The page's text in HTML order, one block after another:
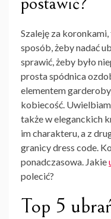
Szaleję za
sposób, żeby nadać
sprawić, żeby było
prosta spódnica
elementem
kobiecość.
także w eleganckich
im charakteru, a z
granicy dress code.
ponadczasowa. Jakie
polecić?
Top 5